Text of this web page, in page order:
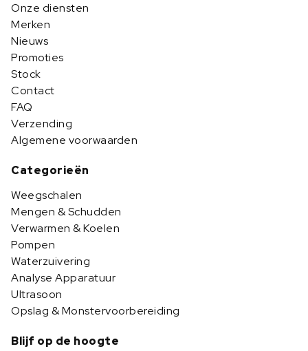
Onze diensten
Merken
Nieuws
Promoties
Stock
Contact
FAQ
Verzending
Algemene voorwaarden
Categorieën
Weegschalen
Mengen & Schudden
Verwarmen & Koelen
Pompen
Waterzuivering
Analyse Apparatuur
Ultrasoon
Opslag & Monstervoorbereiding
Blijf op de hoogte